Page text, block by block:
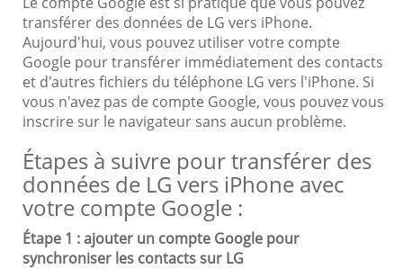
transférer des données de LG vers iPhone.
Aujourd'hui, vous pouvez utiliser votre compte
Google pour transférer immédiatement des contacts
et d'autres fichiers du téléphone LG vers l'iPhone. Si
vous n'avez pas de compte Google, vous pouvez vous
inscrire sur le navigateur sans aucun problème.
Étapes à suivre pour transférer des
données de LG vers iPhone avec
votre compte Google :
Étape 1 : ajouter un compte Google pour
synchroniser les contacts sur LG